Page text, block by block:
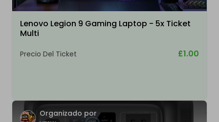
Lenovo Legion 9 Gaming Laptop - 5x Ticket
Multi
Precio Del Ticket £1.00
Organizado por